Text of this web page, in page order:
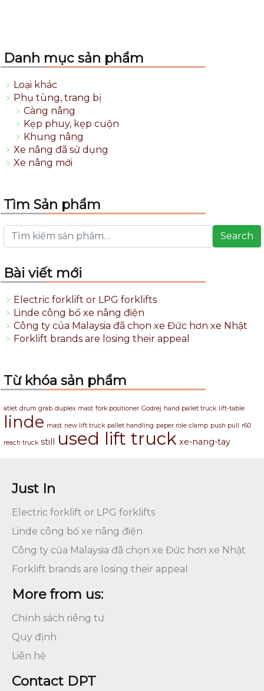
Danh mục sản phẩm
Loại khác
Phụ tùng, trang bị
Càng nâng
Kẹp phuy, kẹp cuộn
Khung nâng
Xe nâng đã sử dụng
Xe nâng mới
Tìm Sản phẩm
Search
Bài viết mới
Electric forklift or LPG forklifts
Linde công bố xe nâng điện
Công ty của Malaysia đã chọn xe Đức hơn xe Nhật
Forklift brands are losing their appeal
Từ khóa sản phẩm
atlet drum grab duplex mast fork positioner Godrej hand pallet truck lift-table
linde mast new lift truck pallet handling paper role clamp push pull r60
reach truck still used lift truck xe-nang-tay
Just In
Electric forklift or LPG forklifts
Linde công bố xe nâng điện
Công ty của Malaysia đã chọn xe Đức hơn xe Nhật
Forklift brands are losing their appeal
More from us:
Chính sách riêng tư
Quy định
Liên hệ
Contact DPT